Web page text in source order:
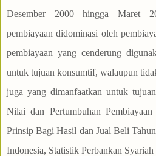
Desember 2000 hingga Maret
pembiayaan didominasi oleh
pembiayaan yang cenderung
untuk tujuan konsumtif, walaupun
juga yang dimanfaatkan untuk
Nilai dan Pertumbuhan
Prinsip Bagi Hasil dan Jual Beli
Indonesia, Statistik Perbankan Syariah